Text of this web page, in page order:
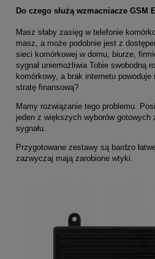
Do czego służą wzmacniacze GSM
Masz słaby zasięg w telefonie
masz, a może podobnie jest z
sieci komórkowej w domu, biurze,
sygnał uniemożliwia Tobie swobodną
komórkowy, a brak internetu
stratę finansową?
Mamy rozwiązanie tego problemu.
jeden z większych wyborów gotowych
sygnału.
Przygotowane zestawy są bardzo
zazwyczaj mają zarobione wtyki.